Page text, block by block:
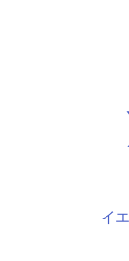
イ